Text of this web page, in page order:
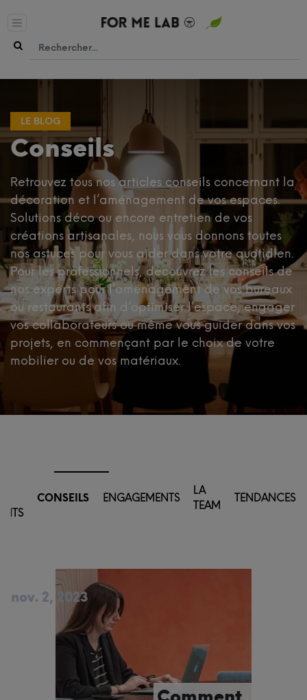
Conseils
Retrouvez tous nos articles conseils concernant la
décoration et l’aménagement de vos espaces.
Solutions déco ou encore entretien de vos
créations artisanales, nous vous donnons toutes
nos astuces pour vous aider dans votre quotidien.
Pour les professionnels, découvrez les conseils de
nos experts pour l’aménagement de vos bureaux
ou restaurants afin d’optimiser l’espace, engager
vos collaborateurs ou même vous guider dans vos
projets, en commençant par le choix de votre
mobilier ou de vos matériaux.
CONSEILS ENGAGEMENTS
LA
TEAM
TENDANCES
nov. 2, 2023